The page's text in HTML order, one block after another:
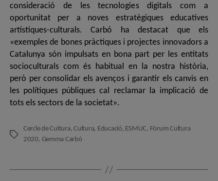
consideració de les tecnologies digitals com a
oportunitat per a noves estratègiques educatives
artístiques-culturals. Carbó ha destacat que els
«exemples de bones pràctiques i projectes innovadors a
Catalunya són impulsats en bona part per les entitats
socioculturals com és habitual en la nostra història,
però per consolidar els avenços i garantir els canvis en
les polítiques públiques cal reclamar la implicació de
tots els sectors de la societat».
Etiquetes
Cercle de Cultura,Cultura, Educació, ESMUC, Fòrum Cultura
2020, Gemma Carbó